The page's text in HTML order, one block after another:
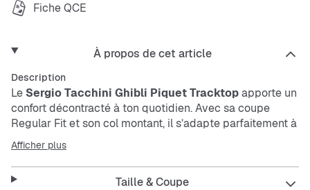
Fiche QCE
À propos de cet article
Description
Le Sergio Tacchini Ghibli Piquet Tracktopapporte un
confort décontracté à ton quotidien. Avec sa coupe
Regular Fit et son col montant, il s’adapte parfaitement à
tous les styles. La couleur marron lui donne une touche
intemporelle. Respirant et coupe-vent, ce tracktop te suit
par tous les temps.
Afficher plus
Taille & Coupe